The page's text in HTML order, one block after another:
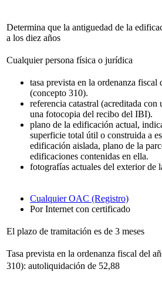
Determina que la antiguedad de la
a los diez años
Cualquier persona física o jurídica
tasa prevista en la ordenanza fiscal
(concepto 310).
referencia catastral (acreditada con
una fotocopia del recibo del IBI).
plano de la edificación actual,
superficie total útil o construida a
edificación aislada, plano de la
edificaciones contenidas en ella.
fotografías actuales del exterior de
Cualquier OAC (Registro)
Por Internet con certificado
El plazo de tramitación es de 3 meses
Tasa prevista en la ordenanza fiscal del
310): autoliquidación de 52,88